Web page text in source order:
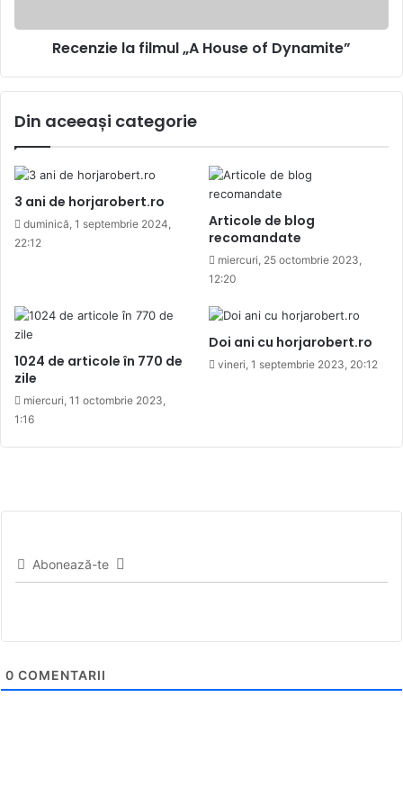
Recenzie la filmul „A House of Dynamite”
Din aceeași categorie
3 ani de horjarobert.ro
duminică, 1 septembrie 2024,
22:12
Articole de blog
recomandate
miercuri, 25 octombrie 2023,
12:20
1024 de articole în 770 de
zile
miercuri, 11 octombrie 2023,
1:16
Doi ani cu horjarobert.ro
vineri, 1 septembrie 2023, 20:12
Abonează-te
0 COMENTARII